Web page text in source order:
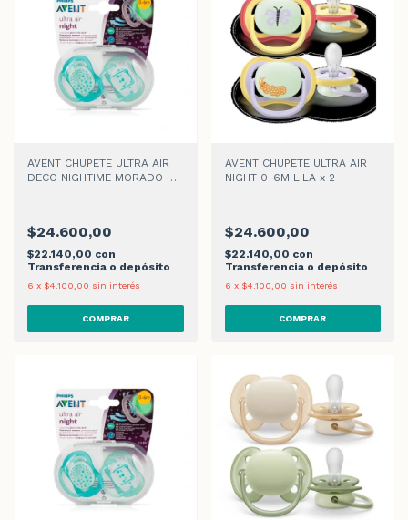
AVENT CHUPETE ULTRA AIR
DECO NIGHTIME MORADO 0-
$24.600,00
$22.140,00 con
Transferencia o depósito
6 x $4.100,00 sin interés
AVENT CHUPETE ULTRA AIR
NIGHT 0-6M LILA x 2
$24.600,00
$22.140,00 con
Transferencia o depósito
6 x $4.100,00 sin interés